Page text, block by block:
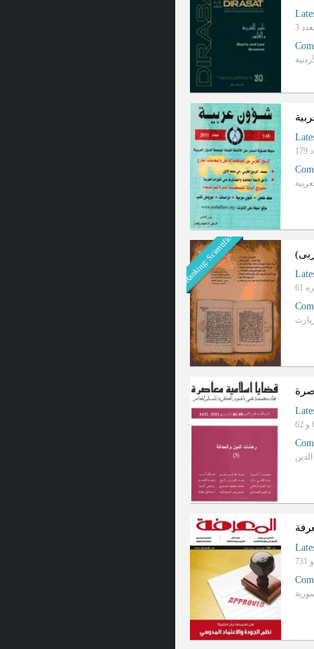
Ranking: Scientific-Progrative